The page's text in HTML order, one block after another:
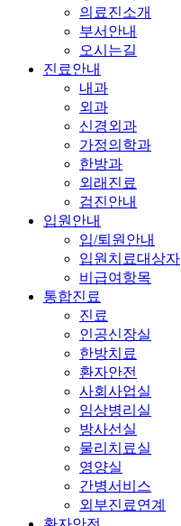
의료진소개
부서안내
오시는길
진료안내
내과
외과
신경외과
가정의학과
한방과
외래진료
검진안내
입원안내
입/퇴원안내
입원치료대상자
비급여항목
통합진료
진료
인공신장실
한방치료
환자안전
사회사업실
임상병리실
방사선실
물리치료실
영양실
간병서비스
외부진료연계